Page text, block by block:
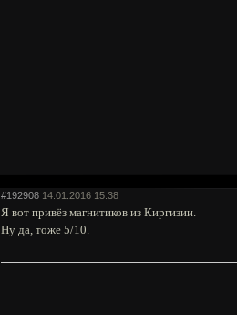
#192908 14.01.2016 15:38
Я вот привёз магнитиков из Киргизии.
Ну да, тоже 5/10.